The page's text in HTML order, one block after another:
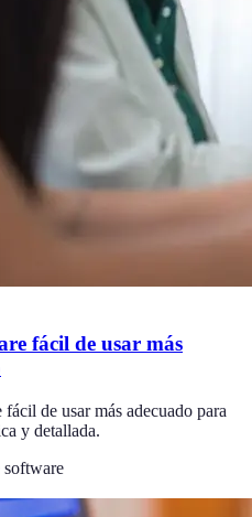
fácil de usar más
de usar más adecuado para
y detallada.
software